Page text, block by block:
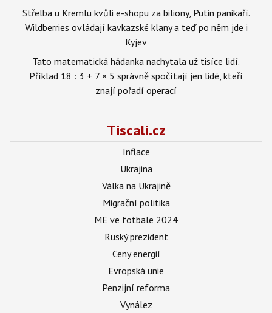
Střelba u Kremlu kvůli e-shopu za biliony, Putin panikaří.
Wildberries ovládají kavkazské klany a teď po něm jde i
Kyjev
Tato matematická hádanka nachytala už tisíce lidí.
Příklad 18 : 3 + 7 × 5 správně spočítají jen lidé, kteří
znají pořadí operací
Tiscali.cz
Inflace
Ukrajina
Válka na Ukrajině
Migrační politika
ME ve fotbale 2024
Ruský prezident
Ceny energií
Evropská unie
Penzijní reforma
Vynález